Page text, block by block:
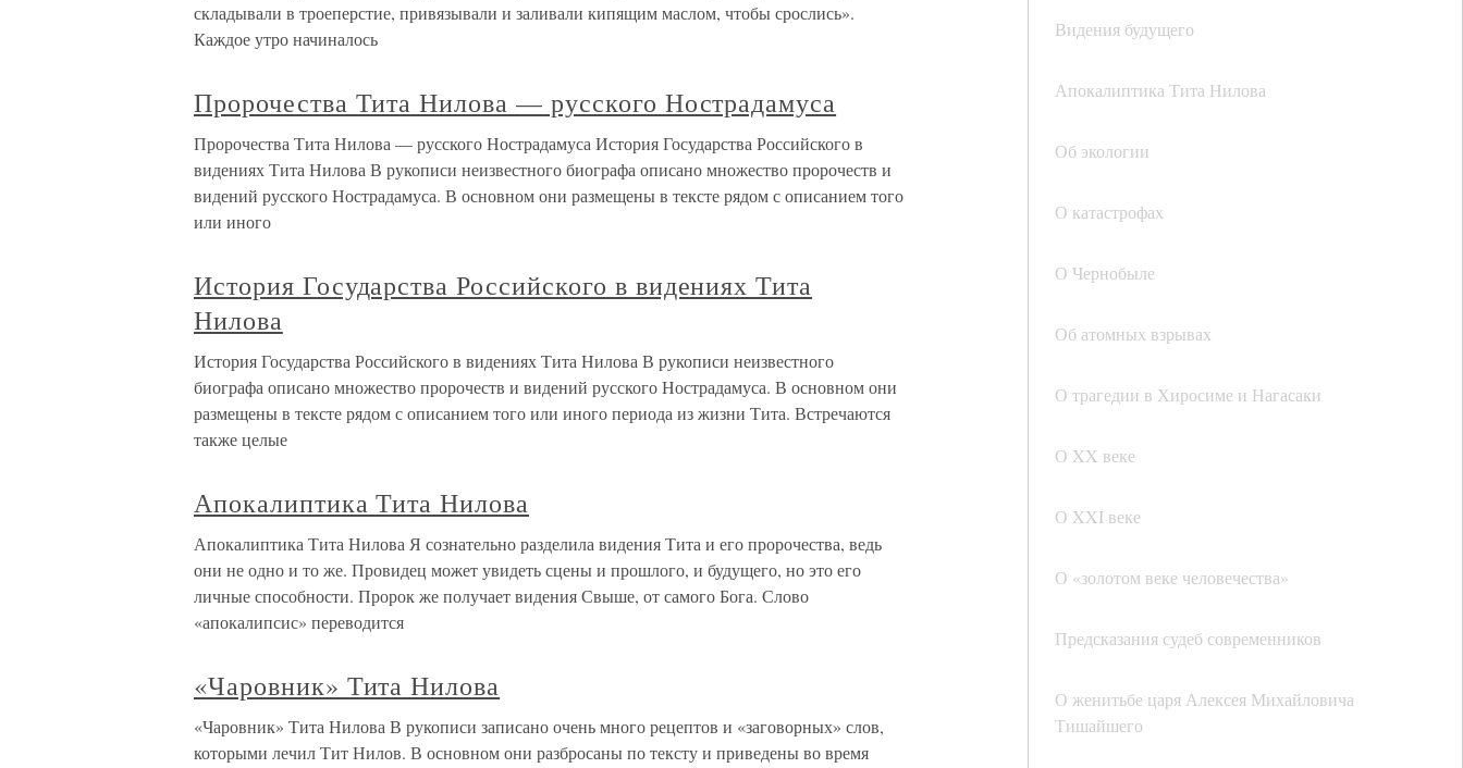
Видения будущего
Апокалиптика Тита Нилова
Об экологии
О катастрофах
О Чернобыле
Об атомных взрывах
О трагедии в Хиросиме и Нагасаки
О XX веке
О XXI веке
О «золотом веке человечества»
Предсказания судеб современников
О женитьбе царя Алексея Михайловича
Тишайшего
складывали в троеперстие, привязывали и заливали кипящим маслом, чтобы срослись».
Каждое утро начиналось
Пророчества Тита Нилова — русского Нострадамуса
Пророчества Тита Нилова — русского Нострадамуса История Государства Российского в
видениях Тита Нилова В рукописи неизвестного биографа описано множество пророчеств и
видений русского Нострадамуса. В основном они размещены в тексте рядом с описанием того
или иного
История Государства Российского в видениях Тита
Нилова
История Государства Российского в видениях Тита Нилова В рукописи неизвестного
биографа описано множество пророчеств и видений русского Нострадамуса. В основном они
размещены в тексте рядом с описанием того или иного периода из жизни Тита. Встречаются
также целые
Апокалиптика Тита Нилова
Апокалиптика Тита Нилова Я сознательно разделила видения Тита и его пророчества, ведь
они не одно и то же. Провидец может увидеть сцены и прошлого, и будущего, но это его
личные способности. Пророк же получает видения Свыше, от самого Бога. Слово
«апокалипсис» переводится
«Чаровник» Тита Нилова
«Чаровник» Тита Нилова В рукописи записано очень много рецептов и «заговорных» слов,
которыми лечил Тит Нилов. В основном они разбросаны по тексту и приведены во время